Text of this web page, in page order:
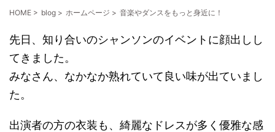
HOME > blog > ホームページ > 音楽やダンスをもっと身近に！
先日、知り合いのシャンソンのイベントに顔出しし
てきました。
みなさん、なかなか熟れていて良い味が出ていまし
た。
出演者の方の衣装も、綺麗なドレスが多く優雅な感